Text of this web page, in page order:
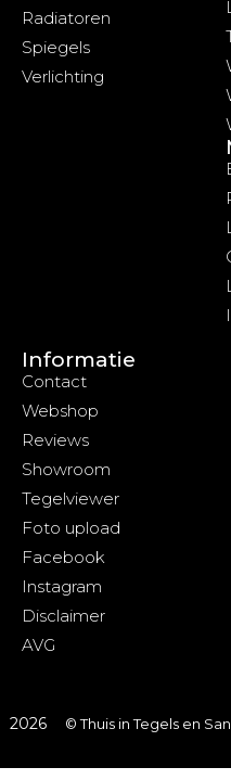
Radiatoren
Spiegels
Verlichting
Informatie
Contact
Webshop
Reviews
Showroom
Tegelviewer
Foto upload
Facebook
Instagram
Disclaimer
AVG
2026 © Thuis in Tegels en